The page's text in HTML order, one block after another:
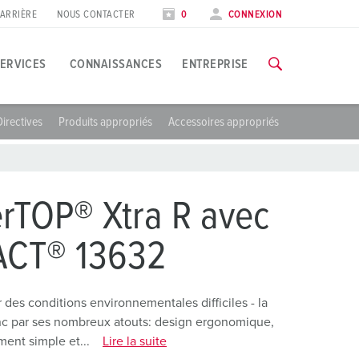
NOUS CONTACTER 0 CONNEXION
automobile
logistiques
de données
VERS LES FORMATIONS
CONNAISSANCES ENTREPRISE
Produits appropriés Accessoires appropriés
Xtra R avec
13632
conditions environnementales difficiles - la
par ses nombreux atouts: design ergonomique,
simple et...
Lire la suite